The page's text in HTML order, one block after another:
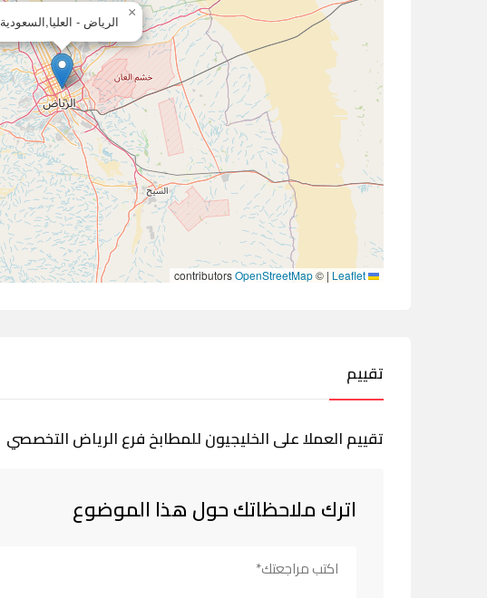
الرياض - العليا,السعودية
×
|
©
OpenStreetMap
تقييم
تقييم العملا على الخليجيون للمطابخ فرع الرياض التخصصي
اترك ملاحظاتك حول هذا الموضوع